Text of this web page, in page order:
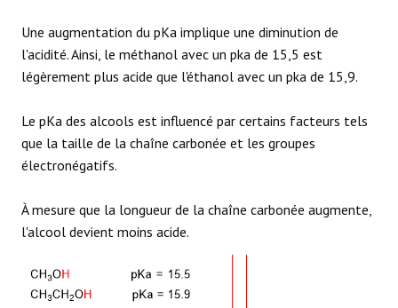
Une augmentation du pKa implique une diminution de
l'acidité. Ainsi, le méthanol avec un pka de 15,5 est
légèrement plus acide que l'éthanol avec un pka de 15,9.
Le pKa des alcools est influencé par certains facteurs tels
que la taille de la chaîne carbonée et les groupes
électronégatifs.
À mesure que la longueur de la chaîne carbonée augmente,
l'alcool devient moins acide.